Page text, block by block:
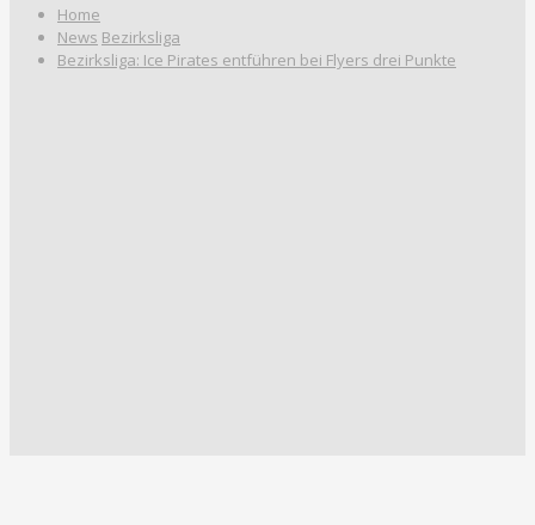
Home
News Bezirksliga
Bezirksliga: Ice Pirates entführen bei Flyers drei Punkte